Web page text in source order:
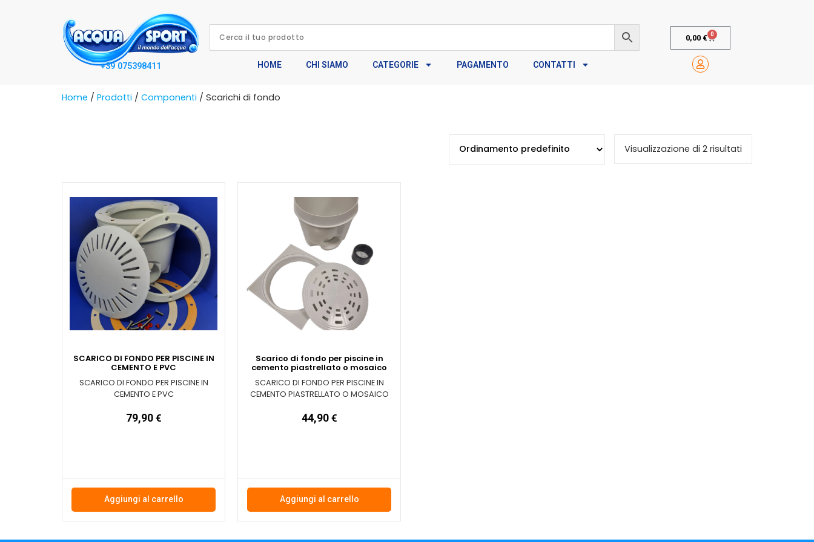
+39 075398411 HOME CHI SIAMO CATEGORIE PAGAMENTO CONTATTI
0,00 € 0
Home / Prodotti / Componenti / Scarichi di fondo
Visualizzazione di 2 risultati
SCARICO DI FONDO PER PISCINE IN
CEMENTO E PVC
SCARICO DI FONDO PER PISCINE IN
CEMENTO E PVC
79,90 €
Aggiungi al carrello
Scarico di fondo per piscine in
cemento piastrellato o mosaico
SCARICO DI FONDO PER PISCINE IN
CEMENTO PIASTRELLATO O MOSAICO
44,90 €
Aggiungi al carrello